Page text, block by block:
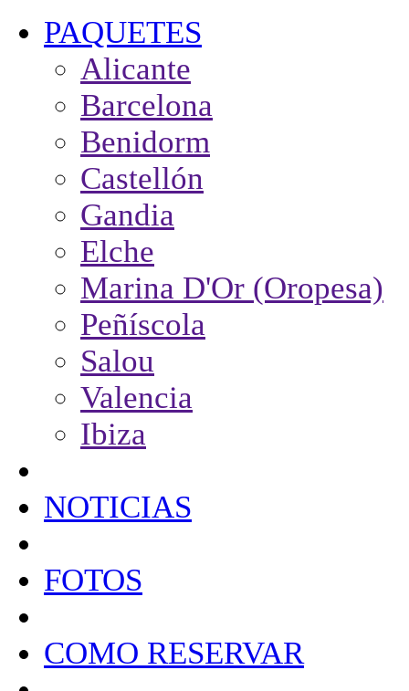
PAQUETES
Alicante
Barcelona
Benidorm
Castellón
Gandia
Elche
Marina D'Or (Oropesa)
Peñíscola
Salou
Valencia
Ibiza
NOTICIAS
FOTOS
COMO RESERVAR